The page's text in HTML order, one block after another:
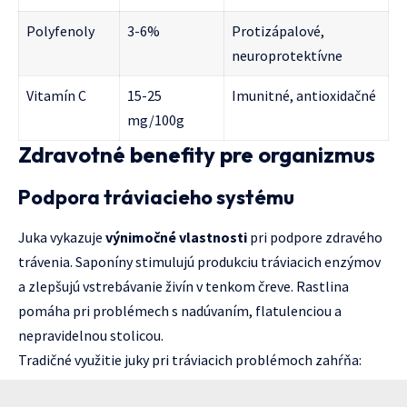
Polyfenoly 3-6%
Protizápalové,
neuroprotektívne
Vitamín C
15-25
mg/100g
Imunitné, antioxidačné
Zdravotné benefity pre organizmus
Podpora tráviacieho systému
Juka vykazuje výnimočné vlastnosti pri podpore zdravého
trávenia. Saponíny stimulujú produkciu tráviacich enzýmov
a zlepšujú vstrebávanie živín v tenkom čreve. Rastlina
pomáha pri problémech s nadúvaním, flatulenciou a
nepravidelnou stolicou.
Tradičné využitie juky pri tráviacich problémoch zahŕňa: